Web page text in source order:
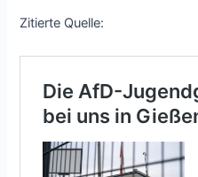
Zitierte Quelle: